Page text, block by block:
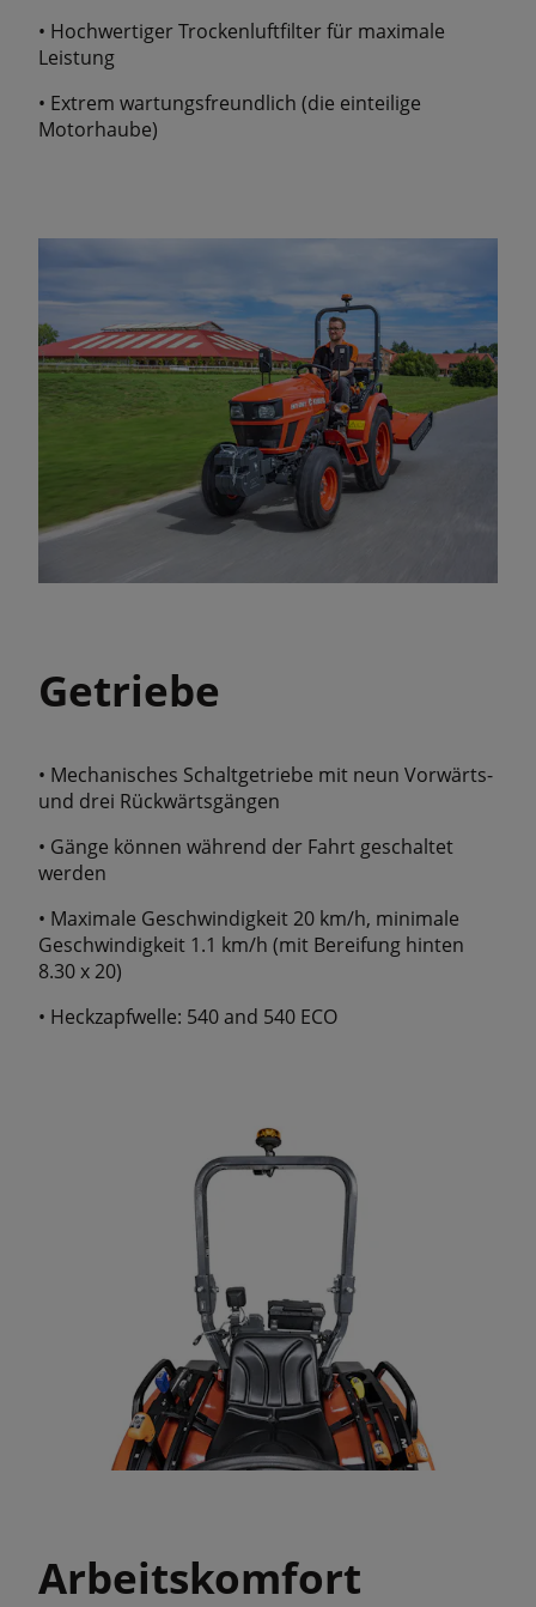
• Hochwertiger Trockenluftfilter für maximale
Leistung
• Extrem wartungsfreundlich (die einteilige
Motorhaube)
Getriebe
• Mechanisches Schaltgetriebe mit neun Vorwärts-
und drei Rückwärtsgängen
• Gänge können während der Fahrt geschaltet
werden
• Maximale Geschwindigkeit 20 km/h, minimale
Geschwindigkeit 1.1 km/h (mit Bereifung hinten
8.30 x 20)
• Heckzapfwelle: 540 and 540 ECO
Arbeitskomfort